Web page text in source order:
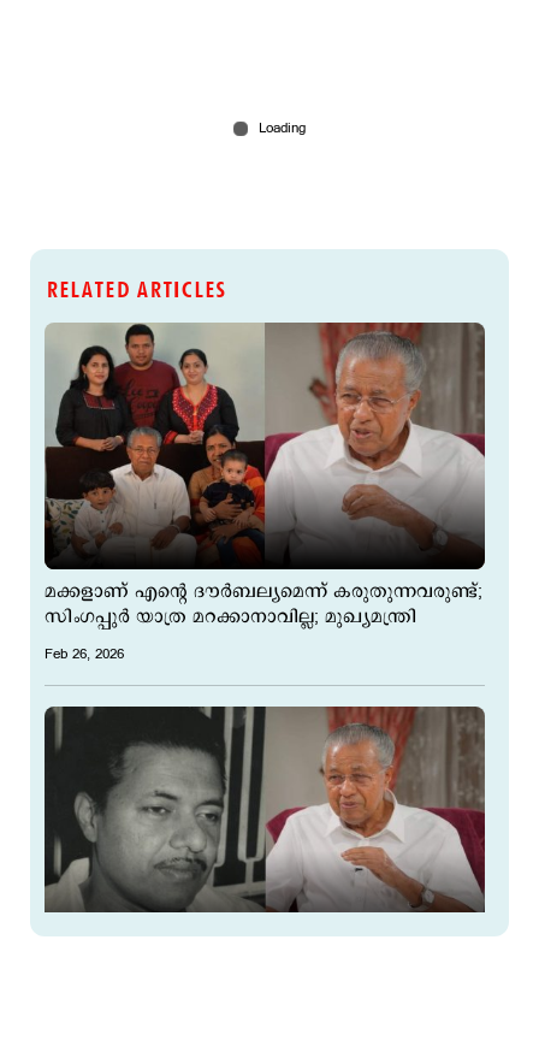
RELATED ARTICLES
മക്കളാണ് എന്‍റെ ദൗര്‍ബല്യമെന്ന് കരുതുന്നവരുണ്ട്;
സിംഗപ്പുര്‍ യാത്ര മറക്കാനാവില്ല; മുഖ്യമന്ത്രി
Feb 26, 2026